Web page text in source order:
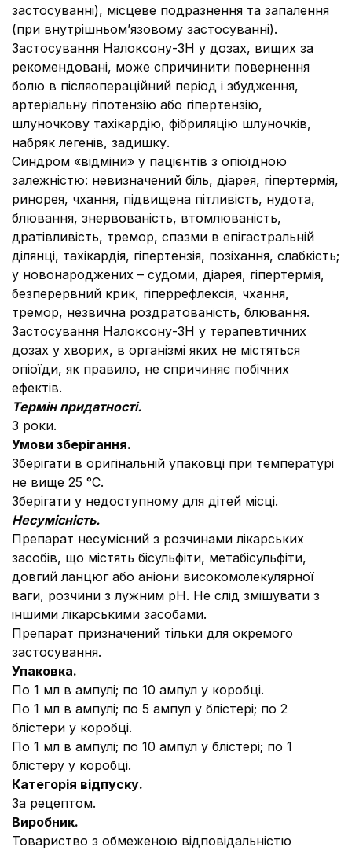
застосуванні), місцеве подразнення та запалення
(при внутрішньом’язовому застосуванні).
Застосування Налоксону-ЗН у дозах, вищих за
рекомендовані, може спричинити повернення
болю в післяопераційний період і збудження,
артеріальну гіпотензію або гіпертензію,
шлуночкову тахікардію, фібриляцію шлуночків,
набряк легенів, задишку.
Синдром «відміни» у пацієнтів з опіоїдною
залежністю: невизначений біль, діарея, гіпертермія,
ринорея, чхання, підвищена пітливість, нудота,
блювання, знервованість, втомлюваність,
дратівливість, тремор, спазми в епігастральній
ділянці, тахікардія, гіпертензія, позіхання, слабкість;
у новонароджених – судоми, діарея, гіпертермія,
безперервний крик, гіперрефлексія, чхання,
тремор, незвична роздратованість, блювання.
Застосування Налоксону-ЗН у терапевтичних
дозах у хворих, в організмі яких не містяться
опіоїди, як правило, не спричиняє побічних
ефектів.
Термін придатності.
3 роки.
Умови зберігання.
Зберігати в оригінальній упаковці при температурі
не вище 25 °С.
Зберігати у недоступному для дітей місці.
Несумісність.
Препарат несумісний з розчинами лікарських
засобів, що містять бісульфіти, метабісульфіти,
довгий ланцюг або аніони високомолекулярної
ваги, розчини з лужним рН. Не слід змішувати з
іншими лікарськими засобами.
Препарат призначений тільки для окремого
застосування.
Упаковка.
По 1 мл в ампулі; по 10 ампул у коробці.
По 1 мл в ампулі; по 5 ампул у блістері; по 2
блістери у коробці.
По 1 мл в ампулі; по 10 ампул у блістері; по 1
блістеру у коробці.
Категорія відпуску.
За рецептом.
Виробник.
Товариство з обмеженою відповідальністю